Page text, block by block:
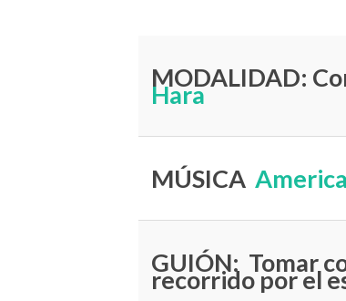
MODALIDAD:
Hara
MÚSICA
GUIÓN: Tomar
recorrido por el